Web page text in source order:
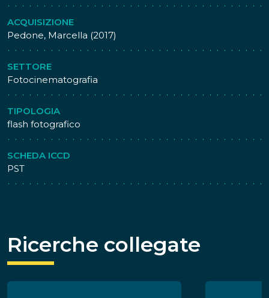
ACQUISIZIONE
Pedone, Marcella (2017)
SETTORE
Fotocinematografia
TIPOLOGIA
flash fotografico
SCHEDA ICCD
PST
Ricerche collegate